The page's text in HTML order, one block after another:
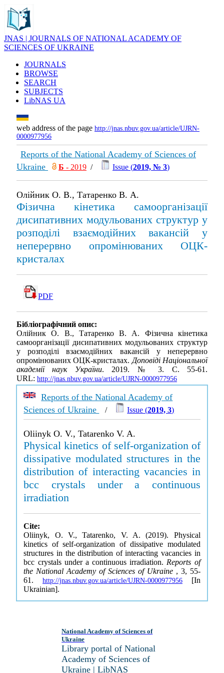
JNAS | JOURNALS OF NATIONAL ACADEMY OF
SCIENCES OF UKRAINE
JOURNALS
BROWSE
SEARCH
SUBJECTS
LibNAS UA
web address of the page http://jnas.nbuv.gov.ua/article/UJRN-
0000977956
Reports of the National Academy of Sciences of
Ukraine
Б - 2019 / Issue (2019, № 3)
Олійник О. В., Татаренко В. А.
Фізична кінетика самоорганізації
дисипативних модульованих структур у
розподілі взаємодійних вакансій у
неперервно опромінюваних ОЦК-
кристалах
PDF
Бібліографічний опис:
Олійник О. В., Татаренко В. А. Фізична кінетика
самоорганізації дисипативних модульованих структур
у розподілі взаємодійних вакансій у неперервно
опромінюваних ОЦК-кристалах.Доповіді Національної
академії наук України. 2019. № 3. С. 55-61.
URL: http://jnas.nbuv.gov.ua/article/UJRN-0000977956
Reports of the National Academy of
Sciences of Ukraine
/ Issue (2019, 3)
Oliinyk O. V., Tatarenko V. A.
Physical kinetics of self-organization of
dissipative modulated structures in the
distribution of interacting vacancies in
bcc crystals under a continuous
irradiation
Cite:
Oliinyk, O. V., Tatarenko, V. A. (2019). Physical
kinetics of self-organization of dissipative modulated
structures in the distribution of interacting vacancies in
bcc crystals under a continuous irradiation. Reports of
the National Academy of Sciences of Ukraine , 3, 55-
61. http://jnas.nbuv.gov.ua/article/UJRN-0000977956 [In
Ukrainian].
National Academy of Sciences of
Ukraine
Library portal of National
Academy of Sciences of
Ukraine | LibNAS